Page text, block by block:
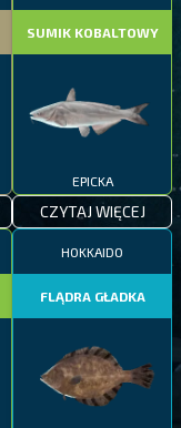
SUMIK KOBALTOWY
EPICKA
CZYTAJ WIĘCEJ
HOKKAIDO
FLĄDRA GŁADKA